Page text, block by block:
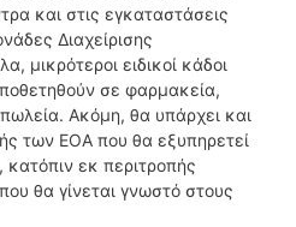
και στις εγκαταστάσεις
Διαχείρισης
μικρότεροι ειδικοί κάδοι
σε φαρμακεία,
Ακόμη, θα υπάρχει και
των ΕΟΑ που θα εξυπηρετεί
εκ περιτροπής
θα γίνεται γνωστό στους